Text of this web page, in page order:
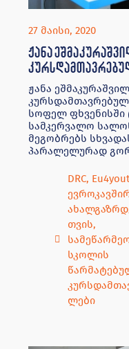
27 მაისი, 2020
ჟანა
ჟანა
სოფელ ფხვენისში
სამკერვალო
მეგობრებს
პარალელურად
DRC,
თვის,
სკოლის
ლები